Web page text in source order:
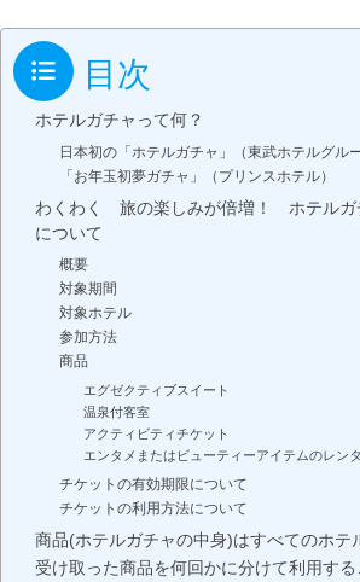
目次
ホテルガチャって何？
日本初の「ホテルガチャ」（東武ホテルグルー
「お年玉初夢ガチャ」（プリンスホテル）
わくわく 旅の楽しみが倍増！ ホテルガ
について
概要
対象期間
対象ホテル
参加方法
商品
エグゼクティブスイート
温泉付客室
アクティビティチケット
エンタメまたはビューティーアイテムのレン
チケットの有効期限について
チケットの利用方法について
商品(ホテルガチャの中身)はすべてのホテ
受け取った商品を何回かに分けて利用す